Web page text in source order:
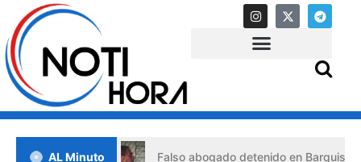
AL Minuto
crisis Falso abogado detenido en Barquisimeto: